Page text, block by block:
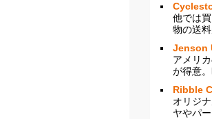
他では
物の送
Jenson
アメリ
が得意
Ribble
オリジ
ヤやパ